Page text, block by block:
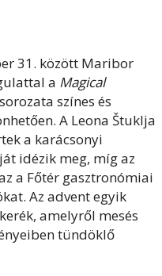
31. között Maribor
a Magical
színes és
A Leona Štuklja
a karácsonyi
idézik meg, míg az
a Főtér gasztronómiai
Az advent egyik
amelyről mesés
tündöklő